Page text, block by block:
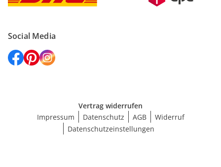
Social Media
Vertrag widerrufen
Impressum
Datenschutz AGB
Widerruf
Datenschutzeinstellungen